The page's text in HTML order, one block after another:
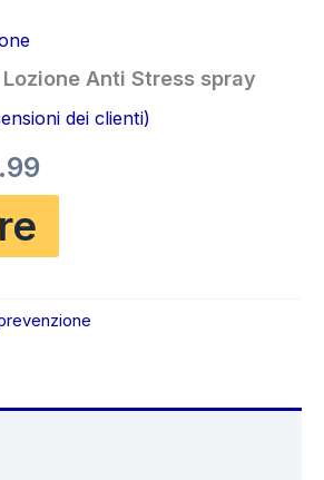
Anti Stress spray
dei clienti)
attuale